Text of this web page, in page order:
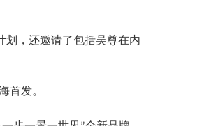
划，还邀请了包括吴尊在内
首发。